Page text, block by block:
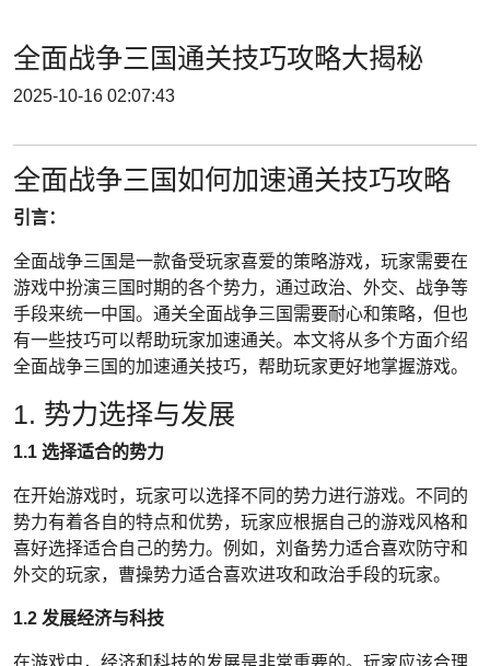
全面战争三国通关技巧攻略大揭秘
2025-10-16 02:07:43
全面战争三国如何加速通关技巧攻略
引言：
全面战争三国是一款备受玩家喜爱的策略游戏，玩家需要在
游戏中扮演三国时期的各个势力，通过政治、外交、战争等
手段来统一中国。通关全面战争三国需要耐心和策略，但也
有一些技巧可以帮助玩家加速通关。本文将从多个方面介绍
全面战争三国的加速通关技巧，帮助玩家更好地掌握游戏。
1. 势力选择与发展
1.1 选择适合的势力
在开始游戏时，玩家可以选择不同的势力进行游戏。不同的
势力有着各自的特点和优势，玩家应根据自己的游戏风格和
喜好选择适合自己的势力。例如，刘备势力适合喜欢防守和
外交的玩家，曹操势力适合喜欢进攻和政治手段的玩家。
1.2 发展经济与科技
在游戏中，经济和科技的发展是非常重要的。玩家应该合理